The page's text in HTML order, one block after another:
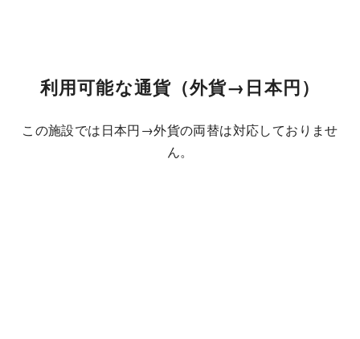
利用可能な通貨（外貨→日本円）
この施設では日本円→外貨の両替は対応しておりませ
ん。